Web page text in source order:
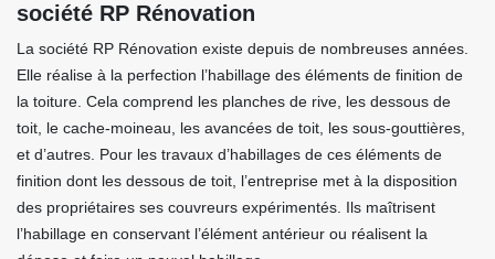
société RP Rénovation
La société RP Rénovation existe depuis de nombreuses années.
Elle réalise à la perfection l’habillage des éléments de finition de
la toiture. Cela comprend les planches de rive, les dessous de
toit, le cache-moineau, les avancées de toit, les sous-gouttières,
et d’autres. Pour les travaux d’habillages de ces éléments de
finition dont les dessous de toit, l’entreprise met à la disposition
des propriétaires ses couvreurs expérimentés. Ils maîtrisent
l’habillage en conservant l’élément antérieur ou réalisent la